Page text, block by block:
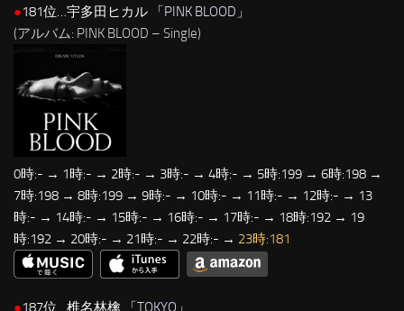
●181位…宇多田ヒカル 「PINK BLOOD 」
(アルバム: PINK BLOOD – Single)
0時:- → 1時:- → 2時:- → 3時:- → 4時:- → 5時:199 → 6時:198 →
7時:198 → 8時:199 → 9時:- → 10時:- → 11時:- → 12時:- → 13
時:- → 14時:- → 15時:- → 16時:- → 17時:- → 18時:192 → 19
時:192 → 20時:- → 21時:- → 22時:- → 23時:181
●187位…椎名林檎 「TOKYO 」